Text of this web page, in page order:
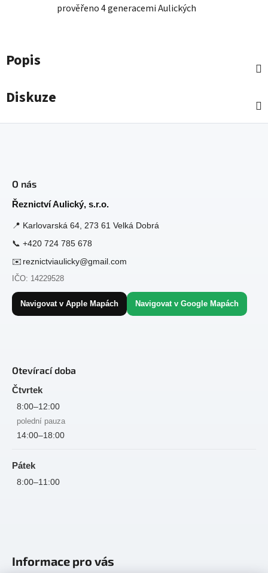
prověřeno 4 generacemi Aulických
Popis
Diskuze
O nás
Řeznictví Aulický, s.r.o.
📍 Karlovarská 64, 273 61 Velká Dobrá
📞 +420 724 785 678
✉️ reznictviaulicky@gmail.com
IČO: 14229528
Navigovat v Apple Mapách Navigovat v Google Mapách
Otevírací doba
Čtvrtek
8:00–12:00
polední pauza
14:00–18:00
Pátek
8:00–11:00
Informace pro vás